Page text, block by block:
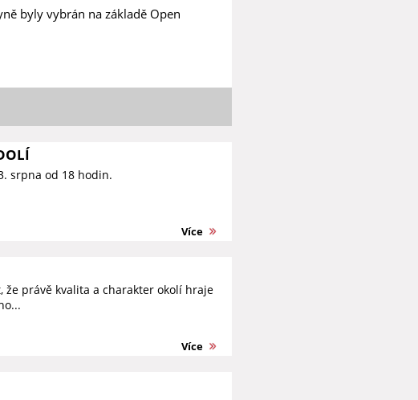
byly vybrán na základě Open
srpna od 18 hodin.
Více
že právě kvalita a charakter okolí hraje
Více